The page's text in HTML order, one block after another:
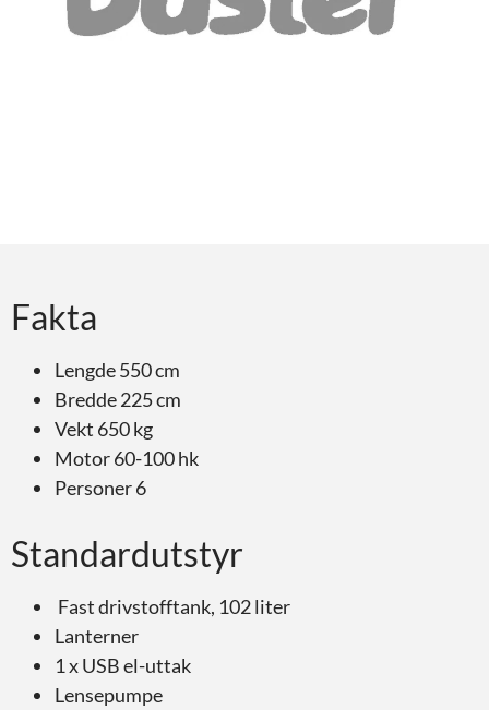
Fakta
Lengde 550 cm
Bredde 225 cm
Vekt 650 kg
Motor 60-100 hk
Personer 6
Standardutstyr
Fast drivstofftank, 102 liter
Lanterner
1 x USB el-uttak
Lensepumpe